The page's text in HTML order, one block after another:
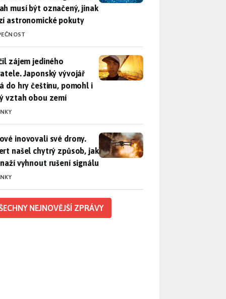
musí být označený, jinak
astronomické pokuty
zájem jediného uživatele. Japonský vývojář přidá do hry
zájem jediného
Japonský vývojář
do hry češtinu, pomohl i
vztah obou zemí
inovovali své drony. Expert našel chytrý způsob, jak se
inovovali své drony.
našel chytrý způsob, jak
vyhnout rušení signálu
NEJNOVĚJŠÍ ZPRÁVY